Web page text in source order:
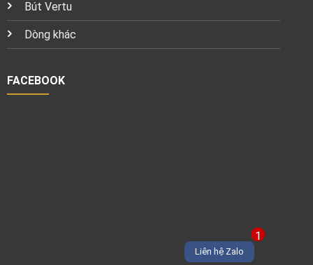
Bút Vertu
Dòng khác
FACEBOOK
1
Liên hệ Zalo